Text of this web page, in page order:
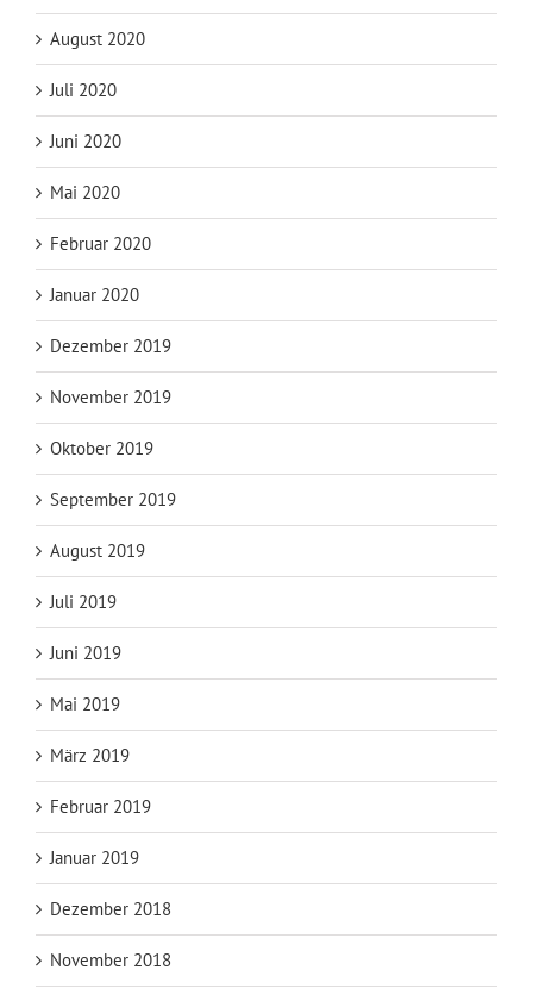
August 2020
Juli 2020
Juni 2020
Mai 2020
Februar 2020
Januar 2020
Dezember 2019
November 2019
Oktober 2019
September 2019
August 2019
Juli 2019
Juni 2019
Mai 2019
März 2019
Februar 2019
Januar 2019
Dezember 2018
November 2018